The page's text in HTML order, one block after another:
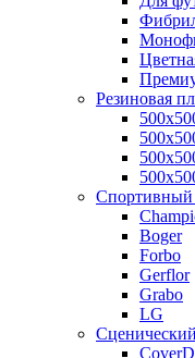
Резиновая
Спортивный
Boger
Forbo
Gerflor
Grabo
LG